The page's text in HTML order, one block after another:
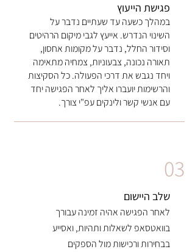
פגישת הייעוץ
במהלך כשעה עד שעתיים נדבר על
השינוי הנדרש. אייעץ לגבי מיקום הרהיטים
וסידור החלל, נדבר על מקומות אחסון,
תאורה נכונה, צבעוניות, צמחיה מתאימה
ויחד נגבש את דרכי הפעולה. כל הסקיצות
והרשימות יועברו אליך לאחר הפגישה יחד
עם אנשי קשר ולינקים עפ"י צורך.
03
שלב היישום
לאחרהפגישה אהיה זמינה עבורך
בוואטסאפ לשאלות ותהיות, ואסייע
בבחירות ורכישות מול הספקים